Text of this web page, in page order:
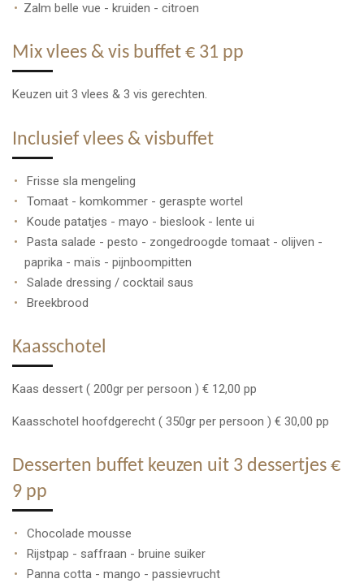
Zalm belle vue - kruiden - citroen
Mix vlees & vis buffet € 31 pp
Keuzen uit 3 vlees & 3 vis gerechten.
Inclusief vlees & visbuffet
Frisse sla mengeling
Tomaat - komkommer - geraspte wortel
Koude patatjes - mayo - bieslook - lente ui
Pasta salade - pesto - zongedroogde tomaat - olijven -
paprika - maïs - pijnboompitten
Salade dressing / cocktail saus
Breekbrood
Kaasschotel
Kaas dessert ( 200gr per persoon ) € 12,00 pp
Kaasschotel hoofdgerecht ( 350gr per persoon ) € 30,00 pp
Desserten buffet keuzen uit 3 dessertjes €
9 pp
Chocolade mousse
Rijstpap - saffraan - bruine suiker
Panna cotta - mango - passievrucht